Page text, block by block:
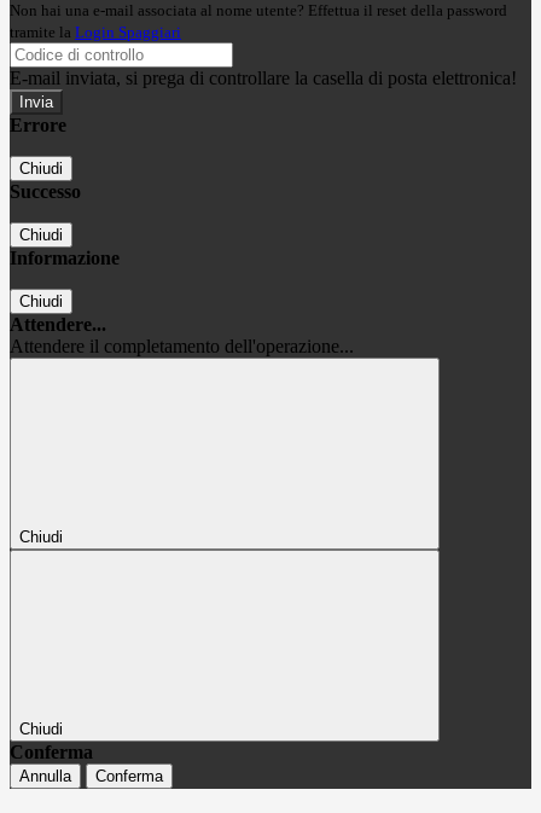
Non hai una e-mail associata al nome utente? Effettua il reset della password
tramite la Login Spaggiari
E-mail inviata, si prega di controllare la casella di posta elettronica!
Errore
Chiudi
Successo
Chiudi
Informazione
Chiudi
Attendere...
Attendere il completamento dell'operazione...
Chiudi
Chiudi
Conferma
Annulla Conferma